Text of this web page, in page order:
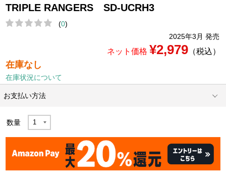
TRIPLE RANGERS SD-UCRH3
(0)
2025年3月 発売
ネット価格 ¥2,979（税込）
在庫なし
在庫状況について
お支払い方法
数量